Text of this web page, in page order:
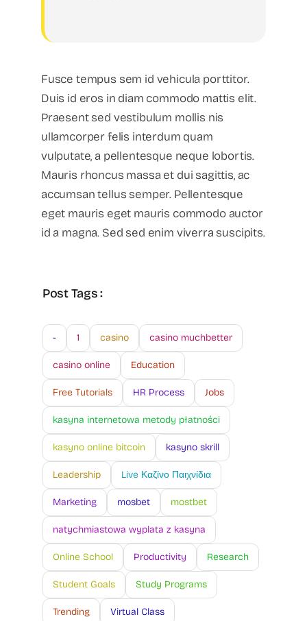
Fusce tempus sem id vehicula porttitor.
Duis id eros in diam commodo mattis elit.
Praesent sed vestibulum mollis nis
ullamcorper felis interdum quam
vulputate, a pellentesque neque lobortis.
Mauris rhoncus massa et dui sagittis, ac
accumsan tellus semper. Pellentesque
eget mauris eget mauris commodo auctor
id a magna. Sed sed enim viverra suscipits.
Post Tags :
- 1 casino casino muchbetter
casino online Education
Free Tutorials HR Process Jobs
kasyna internetowa metody płatności
kasyno online bitcoin kasyno skrill
Leadership Live Καζίνο Παιχνίδια
Marketing mosbet mostbet
natychmiastowa wyplata z kasyna
Online School Productivity Research
Student Goals Study Programs
Trending Virtual Class